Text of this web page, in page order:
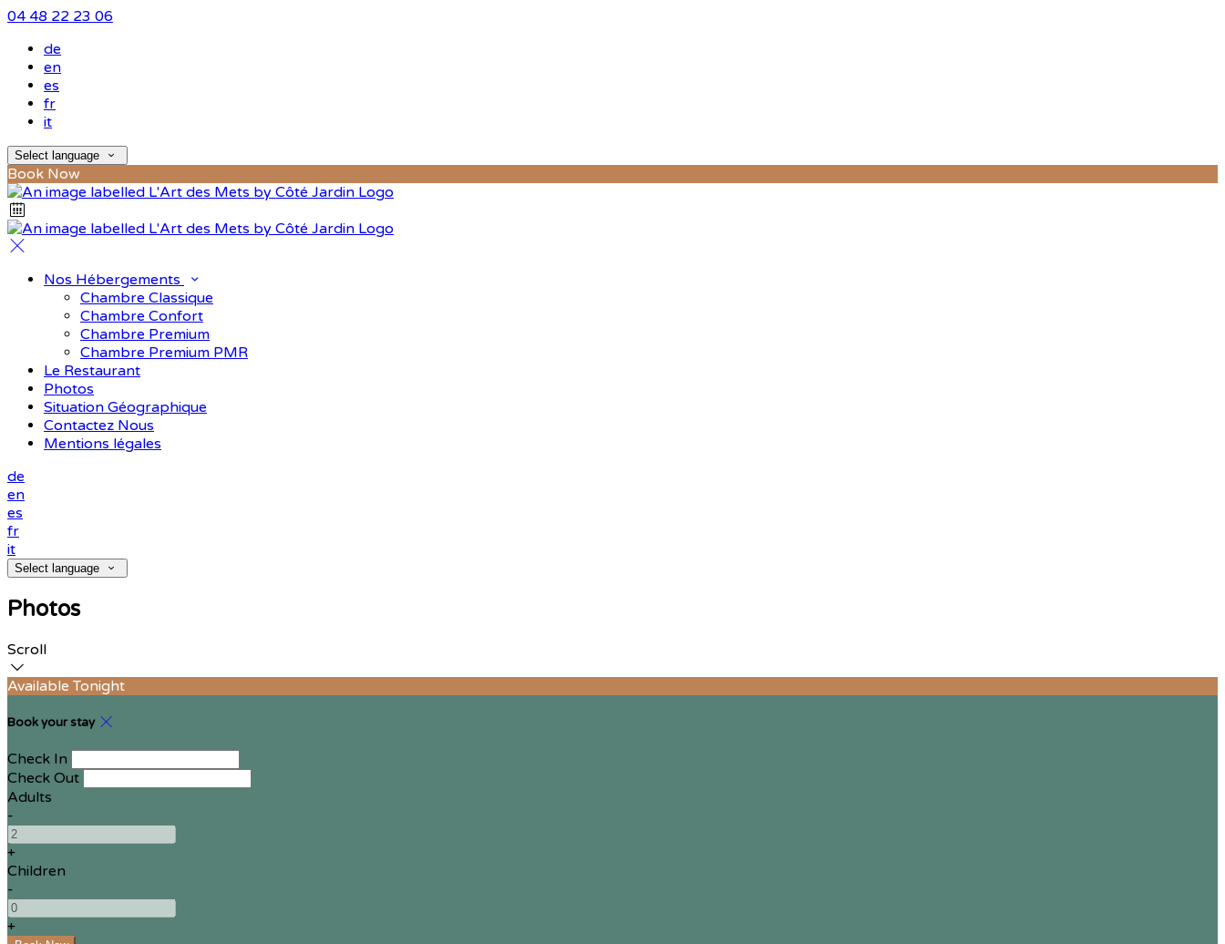
04 48 22 23 06
de
en
es
fr
it
Select language
Book Now
Nos Hébergements
Chambre Classique
Chambre Confort
Chambre Premium
Chambre Premium PMR
Le Restaurant
Photos
Situation Géographique
Contactez Nous
Mentions légales
de
en
es
fr
it
Select language
Photos
Scroll
Available Tonight
Book your stay
Check In
Check Out
Adults
-
+
Children
-
+